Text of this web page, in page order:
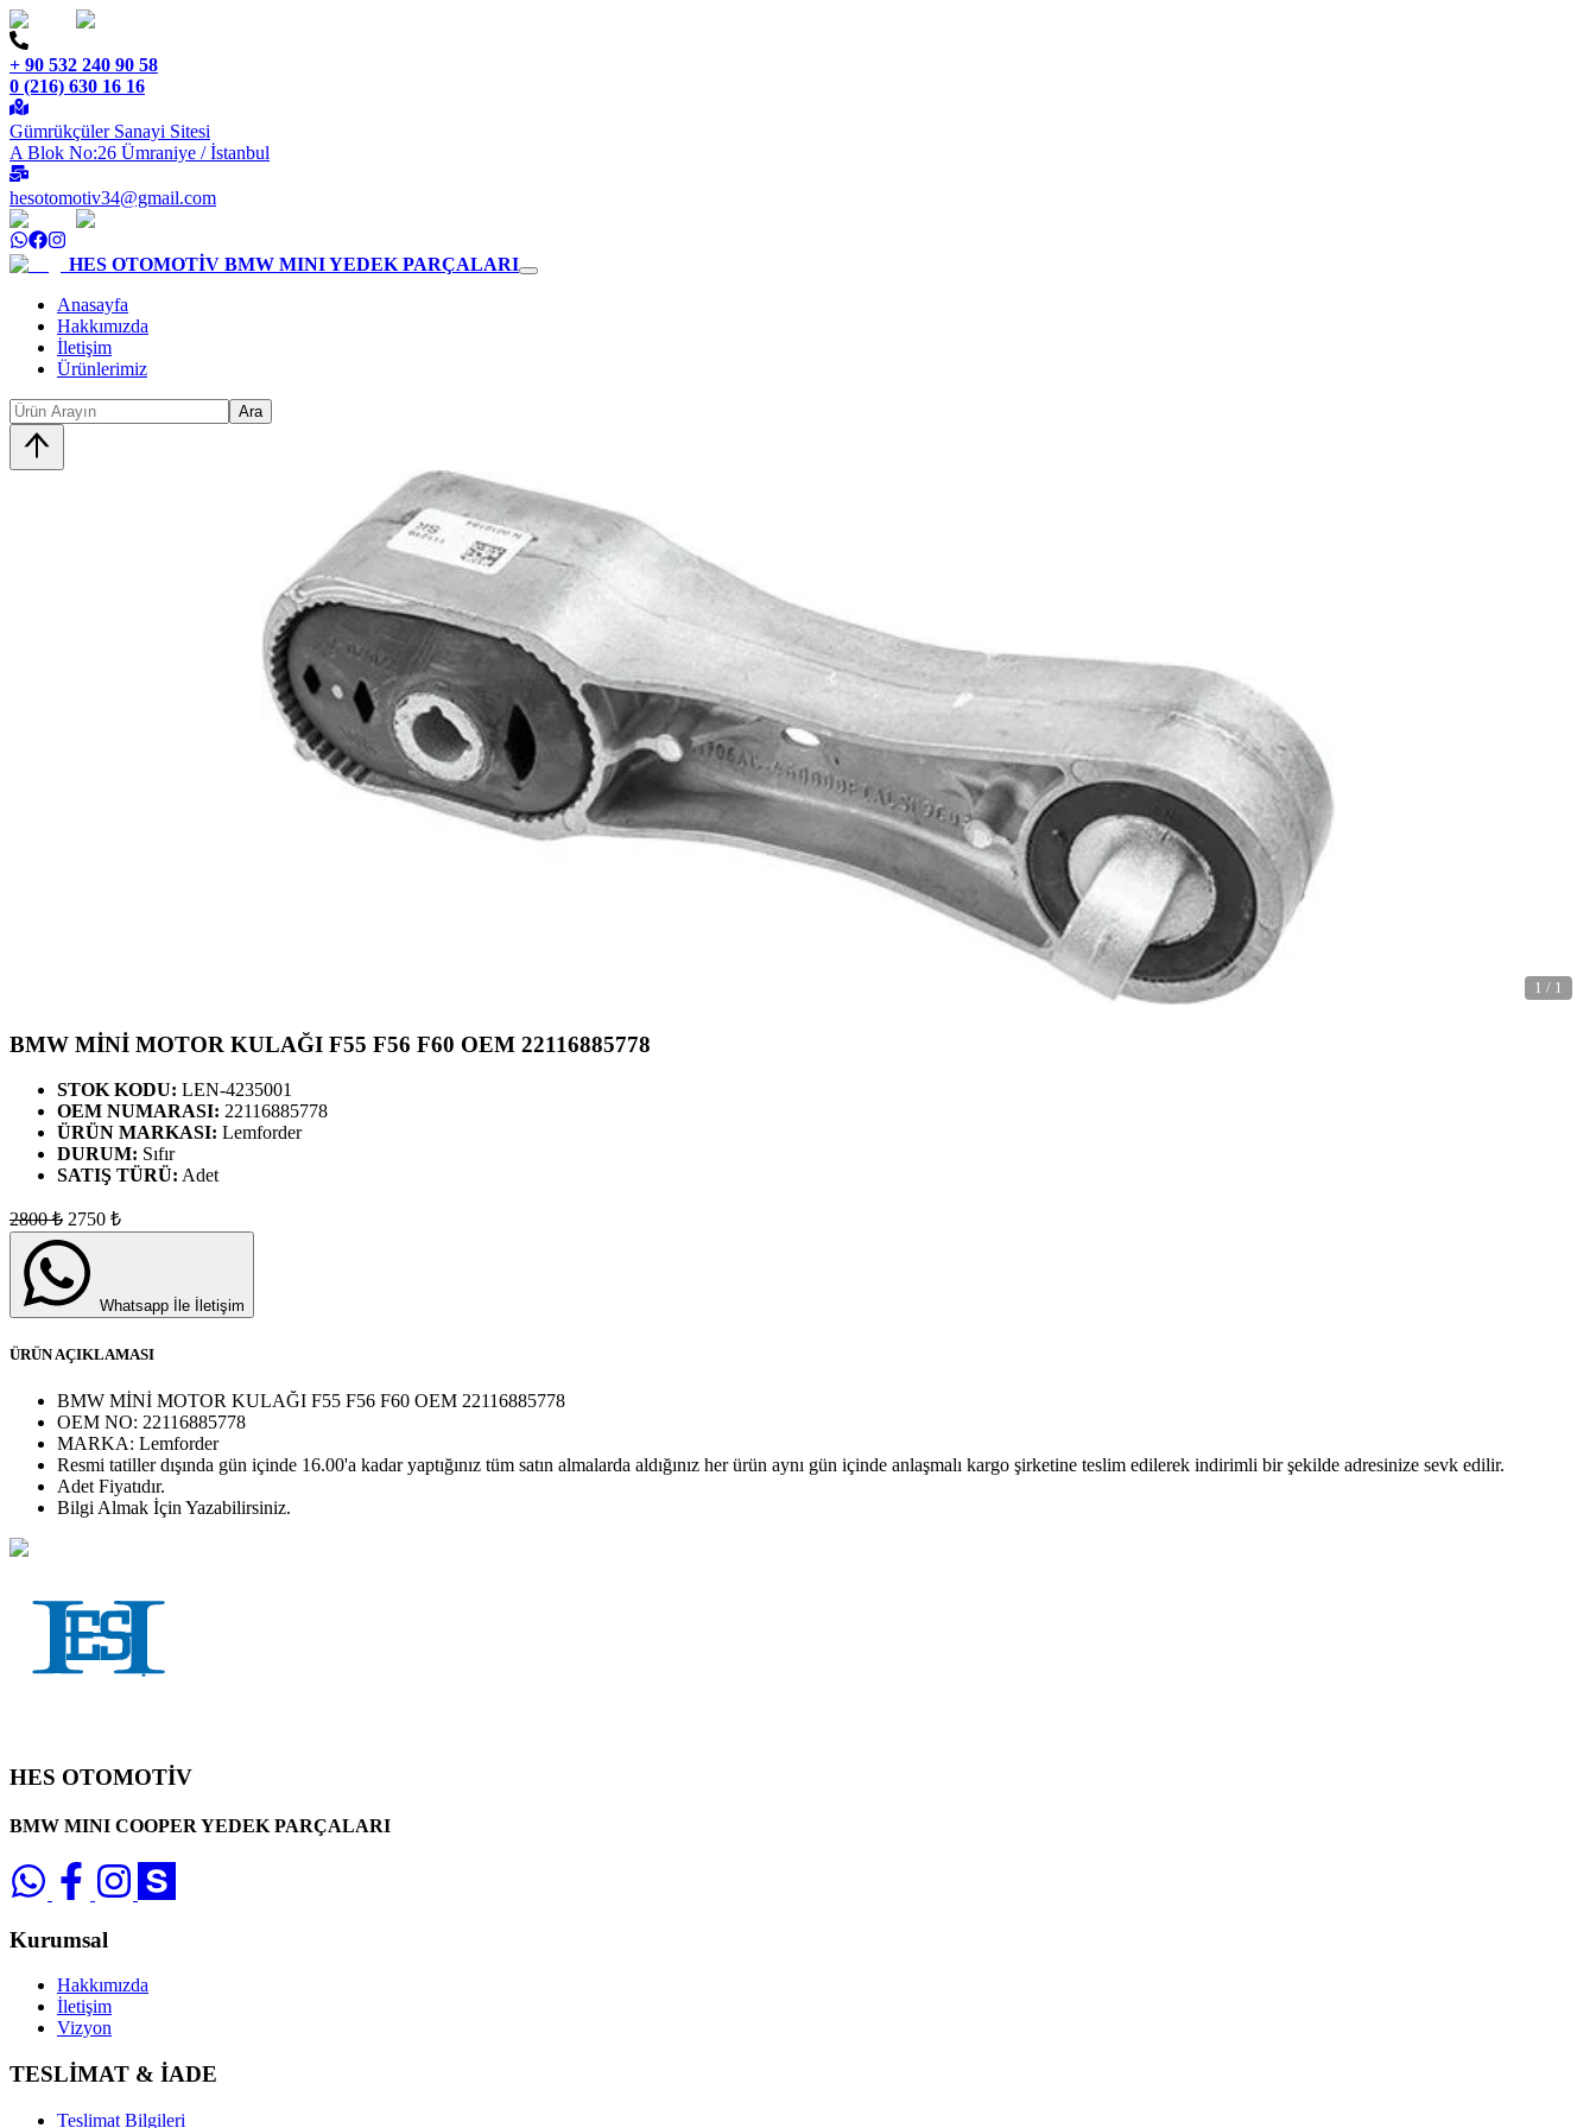
+ 90 532 240 90 58
0 (216) 630 16 16
Gümrükçüler Sanayi Sitesi
A Blok No:26 Ümraniye / İstanbul
hesotomotiv34@gmail.com
HES OTOMOTİV BMW MINI YEDEK PARÇALARI
Anasayfa
Hakkımızda
İletişim
Ürünlerimiz
Ara
1 / 1
BMW MİNİ MOTOR KULAĞI F55 F56 F60 OEM 22116885778
STOK KODU: LEN-4235001
OEM NUMARASI: 22116885778
ÜRÜN MARKASI: Lemforder
DURUM: Sıfır
SATIŞ TÜRÜ: Adet
2800₺ 2750 ₺
Whatsapp İle İletişim
ÜRÜN AÇIKLAMASI
BMW MİNİ MOTOR KULAĞI F55 F56 F60 OEM 22116885778
OEM NO: 22116885778
MARKA: Lemforder
Resmi tatiller dışında gün içinde 16.00'a kadar yaptığınız tüm satın almalarda aldığınız her ürün aynı gün içinde anlaşmalı kargo şirketine teslim edilerek indirimli bir şekilde adresinize sevk edilir.
Adet Fiyatıdır.
Bilgi Almak İçin Yazabilirsiniz.
HES OTOMOTİV
BMW MINI COOPER YEDEK PARÇALARI
Kurumsal
Hakkımızda
İletişim
Vizyon
TESLİMAT & İADE
Teslimat Bilgileri